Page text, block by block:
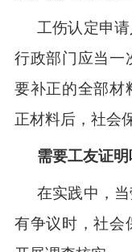
工伤认定申
行政部门应当一
要补正的全部材
正材料后，社会
需要工友证明
在实践中，
有争议时，社会